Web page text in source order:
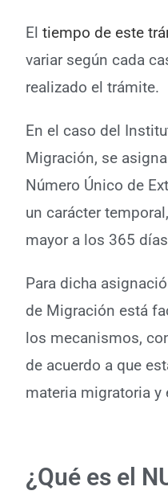
Eltiempo de este
variar según cada
realizado el trámite.
En el caso del
Migración, se
Número Único de
un carácter
mayor a los 365
Para dicha
de Migración está
los mecanismos,
de acuerdo a que
materia migratoria
¿Qué es el